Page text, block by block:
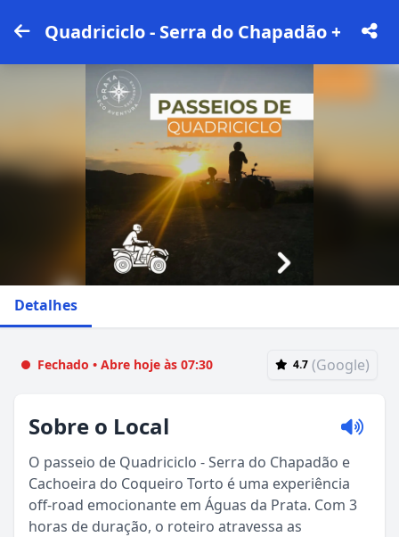
Quadriciclo - Serra do Chapadão +
Detalhes
Fechado • Abre hoje às 07:30 4.7 (Google)
Sobre o Local
O passeio de Quadriciclo - Serra do Chapadão e
Cachoeira do Coqueiro Torto é uma experiência
off-road emocionante em Águas da Prata. Com 3
horas de duração, o roteiro atravessa as